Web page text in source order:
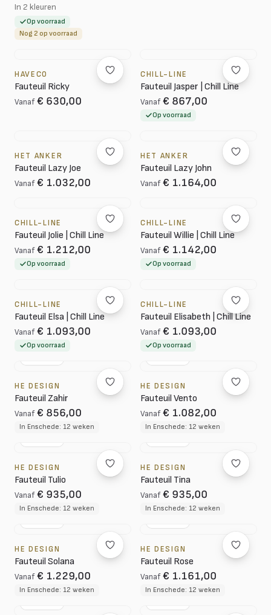
In 2 kleuren
Op voorraad
Nog 2 op voorraad
HAVECO
Fauteuil Ricky
Vanaf € 630,00
CHILL-LINE
Fauteuil Jasper | Chill Line
Vanaf € 867,00
Op voorraad
HET ANKER
Fauteuil Lazy Joe
Vanaf € 1.032,00
HET ANKER
Fauteuil Lazy John
Vanaf € 1.164,00
CHILL-LINE
Fauteuil Jolie | Chill Line
Vanaf € 1.212,00
Op voorraad
CHILL-LINE
Fauteuil Willie | Chill Line
Vanaf € 1.142,00
Op voorraad
CHILL-LINE
Fauteuil Elsa | Chill Line
Vanaf € 1.093,00
Op voorraad
CHILL-LINE
Fauteuil Elisabeth | Chill Line
Vanaf € 1.093,00
Op voorraad
HE DESIGN
Fauteuil Zahir
Vanaf € 856,00
In Enschede: 12 weken
HE DESIGN
Fauteuil Vento
Vanaf € 1.082,00
In Enschede: 12 weken
HE DESIGN
Fauteuil Tulio
Vanaf € 935,00
In Enschede: 12 weken
HE DESIGN
Fauteuil Tina
Vanaf € 935,00
In Enschede: 12 weken
HE DESIGN
Fauteuil Solana
Vanaf € 1.229,00
In Enschede: 12 weken
HE DESIGN
Fauteuil Rose
Vanaf € 1.161,00
In Enschede: 12 weken